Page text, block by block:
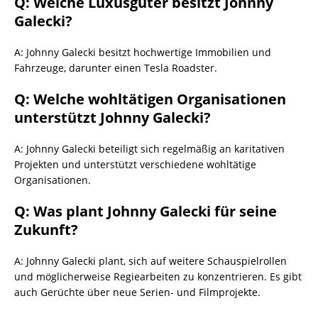
Galecki?
A: Johnny Galecki besitzt hochwertige Immobilien und
Fahrzeuge, darunter einen Tesla Roadster.
Q: Welche wohltätigen Organisationen
unterstützt Johnny Galecki?
A: Johnny Galecki beteiligt sich regelmäßig an karitativen
Projekten und unterstützt verschiedene wohltätige
Organisationen.
Q: Was plant Johnny Galecki für seine
Zukunft?
A: Johnny Galecki plant, sich auf weitere Schauspielrollen
und möglicherweise Regiearbeiten zu konzentrieren. Es gibt
auch Gerüchte über neue Serien- und Filmprojekte.